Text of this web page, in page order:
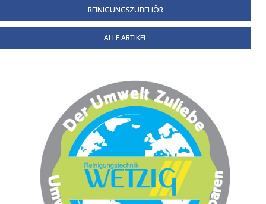
REINIGUNGSZUBEHÖR
ALLE ARTIKEL